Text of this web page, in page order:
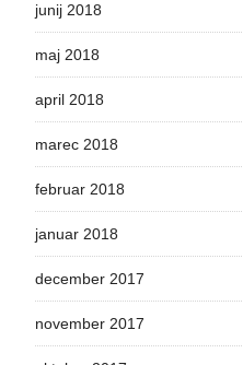
junij 2018
maj 2018
april 2018
marec 2018
februar 2018
januar 2018
december 2017
november 2017